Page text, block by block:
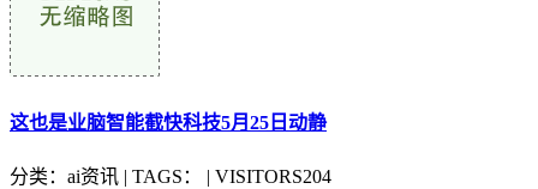
这也是业脑智能截快科技5月25日动静
分类：ai资讯 | TAGS： | VISITORS204